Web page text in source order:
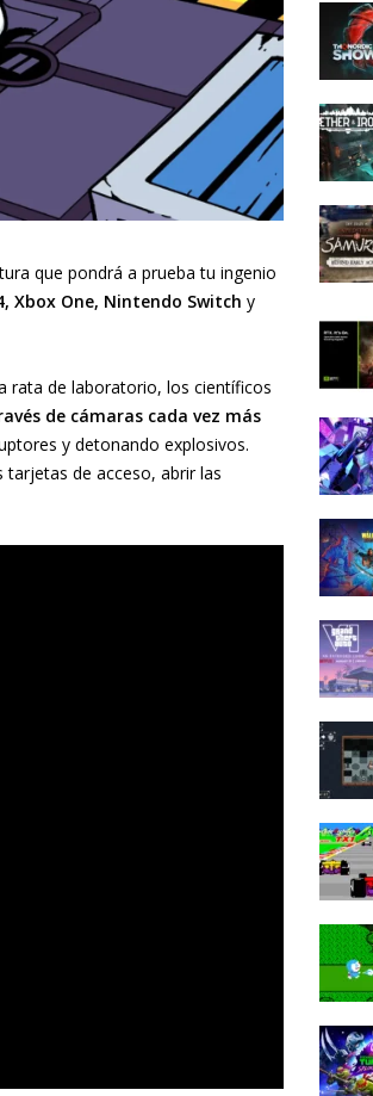
que pondrá a prueba tu ingenio
Xbox One, Nintendo Switch y
rata de laboratorio, los científicos
de cámaras cada vez más
y detonando explosivos.
de acceso, abrir las